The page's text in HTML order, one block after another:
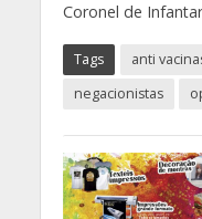
Coronel de
Tags anti
negacionistas